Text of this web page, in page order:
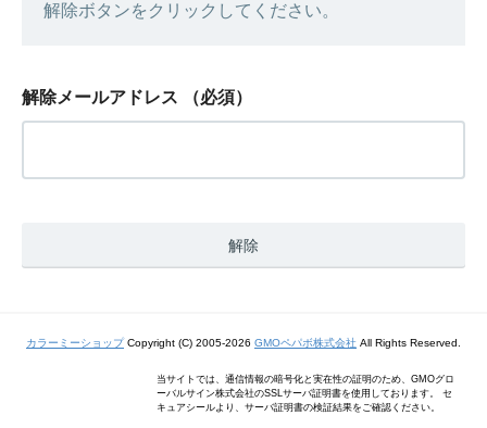
解除ボタンをクリックしてください。
解除メールアドレス （必須）
カラーミーショップCopyright (C) 2005-2026 GMOペパボ株式会社 All Rights Reserved.
当サイトでは、通信情報の暗号化と実在性の証明のため、GMOグロ
ーバルサイン株式会社のSSLサーバ証明書を使用しております。 セ
キュアシールより、サーバ証明書の検証結果をご確認ください。